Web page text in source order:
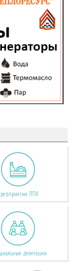
ЛПК
делегации